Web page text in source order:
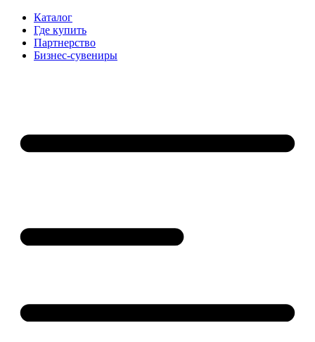
Каталог
Где купить
Партнерство
Бизнес-сувениры